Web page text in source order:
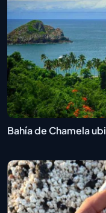
Bahía de Chamela